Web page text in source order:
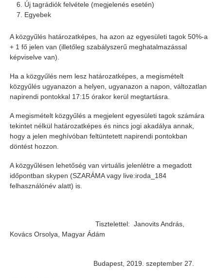
Új tagrádiók felvétele (megjelenés esetén)
Egyebek
A közgyűlés határozatképes, ha azon az egyesületi tagok 50%-a
+ 1 fő jelen van (illetőleg szabályszerű meghatalmazással
képviselve van).
Ha a közgyűlés nem lesz határozatképes, a megismételt
közgyűlés ugyanazon a helyen, ugyanazon a napon, változatlan
napirendi pontokkal 17:15 órakor kerül megtartásra.
A megismételt közgyűlés a megjelent egyesületi tagok számára
tekintet nélkül határozatképes és nincs jogi akadálya annak,
hogy a jelen meghívóban feltüntetett napirendi pontokban
döntést hozzon.
A közgyűlésen lehetőség van virtuális jelenlétre a megadott
időpontban skypen (SZARÁMA vagy live:iroda_184
felhasználónév alatt) is.
Tisztelettel: Janovits András,
Kovács Orsolya, Magyar Ádám
Budapest, 2019. szeptember 27.